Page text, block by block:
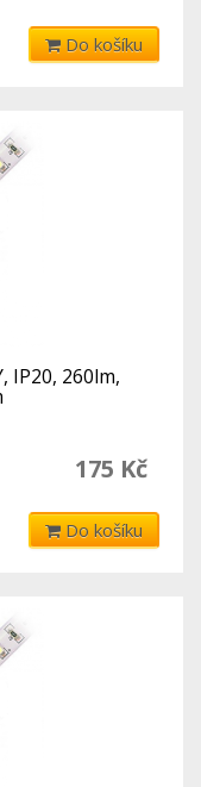
Do košíku
IP20, 260lm,
175 Kč
Do košíku